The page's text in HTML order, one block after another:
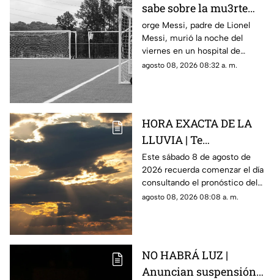
sabe sobre la mu3rte
del argentino
orge Messi, padre de Lionel
Messi, murió la noche del
viernes en un hospital de
Rosario, Argentina.
agosto 08, 2026 08:32 a. m.
HORA EXACTA DE LA
LLUVIA | Te
compartimos el
pronóstico del clima
HOY en Querétaro
Este sábado 8 de agosto de
2026 recuerda comenzar el día
consultando el pronóstico del
clima en Querétaro.
agosto 08, 2026 08:08 a. m.
NO HABRÁ LUZ |
Anuncian suspensión